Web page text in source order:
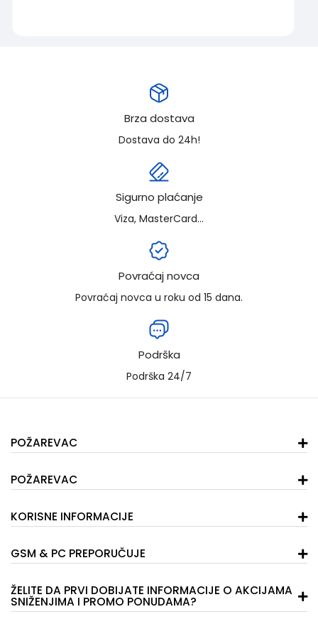
Brza dostava
Dostava do 24h!
Sigurno plaćanje
Viza, MasterCard...
Povraćaj novca
Povraćaj novca u roku od 15 dana.
Podrška
Podrška 24/7
POŽAREVAC
POŽAREVAC
KORISNE INFORMACIJE
GSM & PC PREPORUČUJE
ŽELITE DA PRVI DOBIJATE INFORMACIJE O AKCIJAMA
SNIŽENJIMA I PROMO PONUDAMA?